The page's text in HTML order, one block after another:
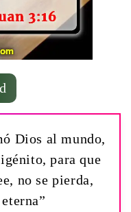
Dios al mundo,
para que
no se pierda,